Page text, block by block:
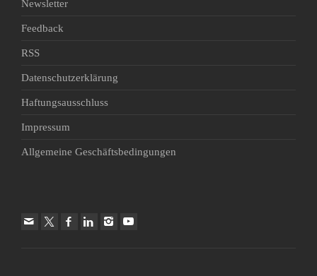
Newsletter
Feedback
RSS
Datenschutzerklärung
Haftungsausschluss
Impressum
Allgemeine Geschäftsbedingungen